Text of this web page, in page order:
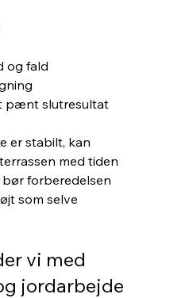
og fald
pænt slutresultat
er stabilt, kan
med tiden
forberedelsen
som selve
vi med
jordarbejde